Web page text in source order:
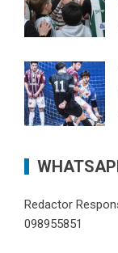
Redactor
098955851